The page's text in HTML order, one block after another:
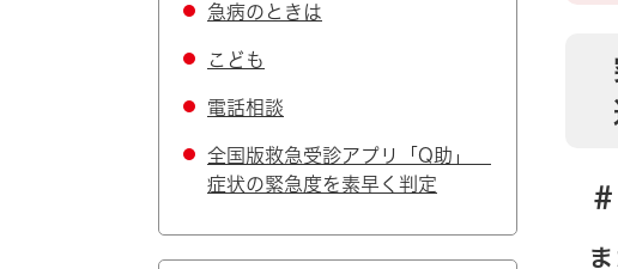
急病のときは
こども
電話相談
全国版救急受診アプリ「Q助」
症状の緊急度を素早く判定